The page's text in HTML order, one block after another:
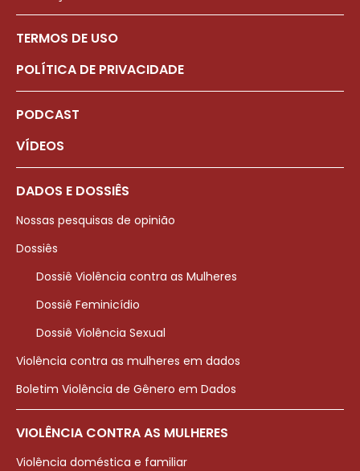
TERMOS DE USO
POLÍTICA DE PRIVACIDADE
PODCAST
VÍDEOS
DADOS E DOSSIÊS
Nossas pesquisas de opinião
Dossiês
Dossiê Violência contra as Mulheres
Dossiê Feminicídio
Dossiê Violência Sexual
Violência contra as mulheres em dados
Boletim Violência de Gênero em Dados
VIOLÊNCIA CONTRA AS MULHERES
Violência doméstica e familiar